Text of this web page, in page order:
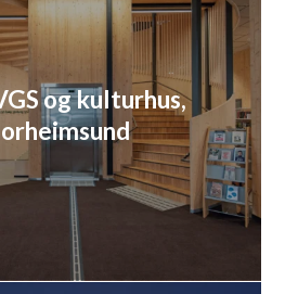
og kulturhus,